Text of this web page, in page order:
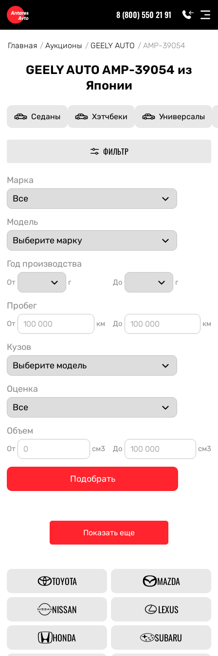
91
8 (800) 550 21 91
Главная Аукционы GEELY AUTO AMP-39054
GEELY AUTO AMP-39054 из
Японии
Седаны Хэтчбеки Универсалы
ФИЛЬТР
Марка
Модель
Год производства
От г До г
Пробег
От км До км
Кузов
Оценка
Объем
От см3 До см3
Подобрать
Показать еще
TOYOTA MAZDA
NISSAN LEXUS
HONDA SUBARU